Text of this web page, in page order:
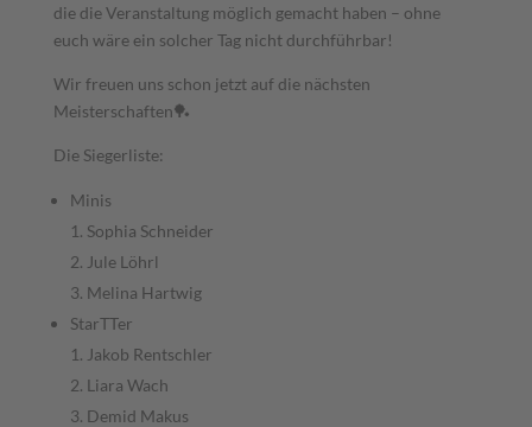
die die Veranstaltung möglich gemacht haben – ohne
euch wäre ein solcher Tag nicht durchführbar!
Wir freuen uns schon jetzt auf die nächsten
Meisterschaften🏓
Die Siegerliste:
Minis
1. Sophia Schneider
2. Jule Löhrl
3. Melina Hartwig
StarTTer
1. Jakob Rentschler
2. Liara Wach
3. Demid Makus